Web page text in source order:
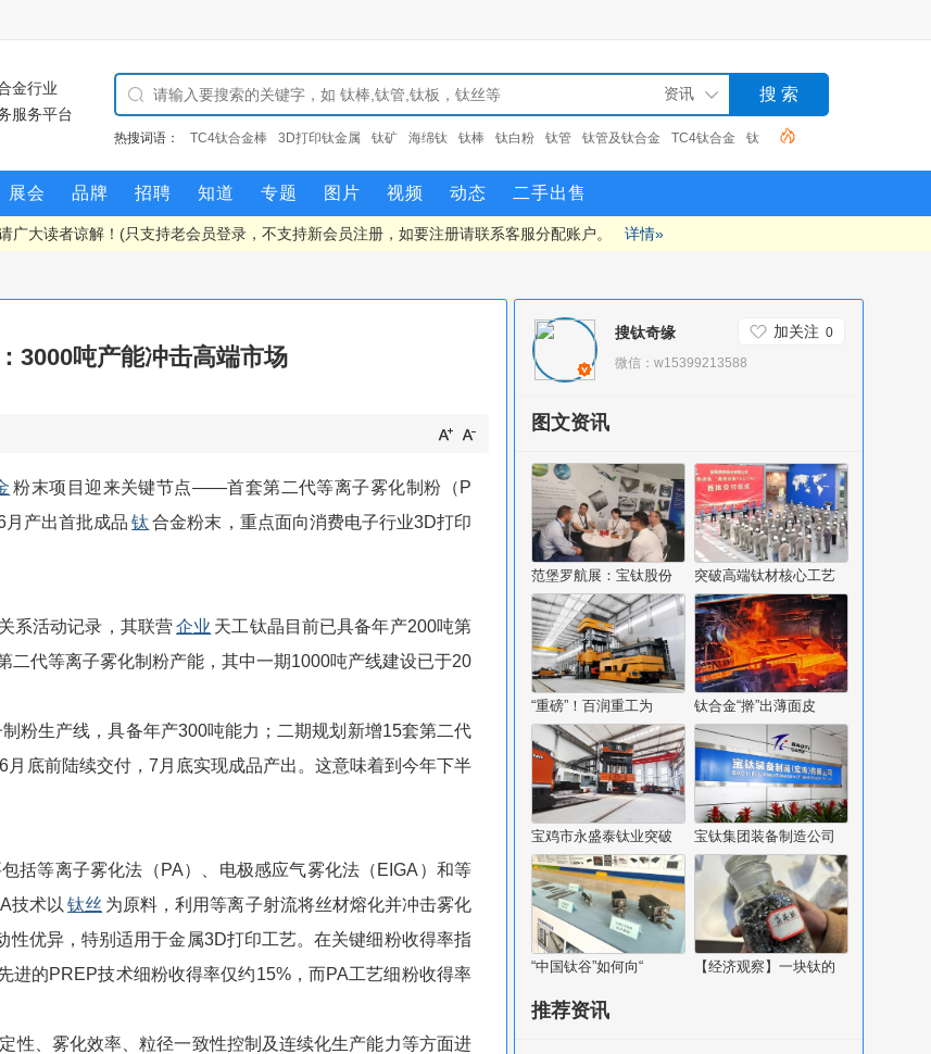
金行业
服务平台
热搜词语： TC4钛合金棒 3D打印钛金属 钛矿 海绵钛 钛棒 钛白粉 钛管 钛管及钛合金 TC4钛合金 钛
棒钛管拉拔
展会 品牌 招聘 知道 专题 图片 视频 动态 二手出售
广大读者谅解！(只支持老会员登录，不支持新会员注册，如要注册请联系客服分配账户。 详情»
3000吨产能冲击高端市场
粉末项目迎来关键节点——首套第二代等离子雾化制粉（P
产出首批成品 钛合金粉末，重点面向消费电子行业3D打印
系活动记录，其联营企业 天工钛晶目前已具备年产200吨第
代等离子雾化制粉产能，其中一期1000吨产线建设已于20
生产线，具备年产300吨能力；二期规划新增15套第二代
底前陆续交付，7月底实现成品产出。这意味着到今年下半
等离子雾化法（PA）、电极感应气雾化法（EIGA）和等
技术以 钛丝 为原料，利用等离子射流将丝材熔化并冲击雾化
优异，特别适用于金属3D打印工艺。在关键细粉收得率指
的PREP技术细粉收得率仅约15%，而PA工艺细粉收得率
、雾化效率、粒径一致性控制及连续化生产能力等方面进
搜钛奇缘 加关注 0
微信：w15399213588
图文资讯
范堡罗航展：宝钛股份 突破高端钛材核心工艺
“重磅”！百润重工为 钛合金“擀”出薄面皮
宝鸡市永盛泰钛业突破 宝钛集团装备制造公司
“中国钛谷”如何向“ 【经济观察】一块钛的
推荐资讯